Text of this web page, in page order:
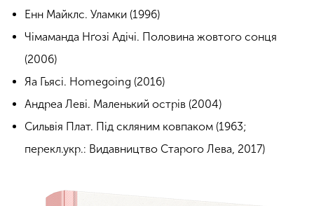
Енн Майклс. Уламки (1996)
Чімаманда Нґозі Адічі. Половина жовтого сонця
(2006)
Яа Гьясі. Homegoing (2016)
Андреа Леві. Маленький острів (2004)
Сильвія Плат. Під скляним ковпаком (1963;
перекл.укр.: Видавництво Старого Лева, 2017)